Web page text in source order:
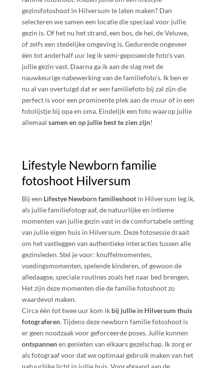
gezinsfotoshoot in Hilversum te laten maken? Dan
selecteren we samen een locatie die speciaal voor jullie
gezin is. Of het nu het strand, een bos, de hei, de Veluwe,
of zelfs een stedelijke omgeving is. Gedurende ongeveer
één tot anderhalf uur leg ik semi-geposeerde foto's van
jullie gezin vast. Daarna ga ik aan de slag met de
nauwkeurige nabewerking van de familiefoto's. Ik ben er
nu al van overtuigd dat er een familiefoto bij zal zijn die
perfect is voor een prominente plek aan de muur of in een
fotolijstje bij opa en oma. Eindelijk een foto waarop jullie
allemaal samen en op jullie best te zien zijn!
Lifestyle Newborn familie
fotoshoot Hilversum
Bij een Lifestye Newborn familieshootin Hilversum leg ik,
als jullie familiefotograaf, de natuurlijke en intieme
momenten van jullie gezin vast in de comfortabele setting
van jullie eigen huis in Hilversum. Deze fotosessie draait
om het vastleggen van authentieke interacties tussen alle
gezinsleden. Stel je voor: knuffelmomenten,
voedingsmomenten, spelende kinderen, of gewoon de
alledaagse, speciale routines zoals het naar bed brengen.
Het zijn deze momenten die de familie fotoshoot zo
waardevol maken.
Circa één tot twee uur kom ik bij jullie in Hilversum thuis
fotograferen. Tijdens deze newborn familie fotoshoot is
er geen noodzaak voor geforceerde poses. Jullie kunnen
ontspannenen genieten van elkaars gezelschap. Ik zorg er
als fotograaf voor dat we optimaal gebruik maken van het
natuurlijke licht in jullie huis. Voorafgaand aan de